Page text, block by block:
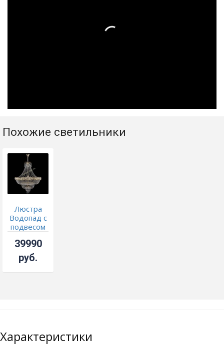
Похожие светильники
Люстра
Водопад с
подвесом
39990
руб.
Характеристики